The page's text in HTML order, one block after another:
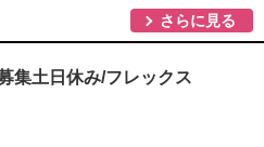
さらに見る
集土日休み/フレックス